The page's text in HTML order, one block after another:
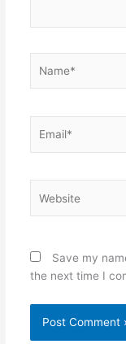
Save my
the next time I